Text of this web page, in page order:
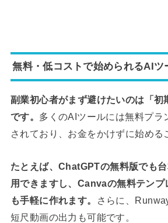
無料・低コストで始められるAIツ
副業初心者がまず避けたいのは「初
です。 多くのAIツールには無料プラ
されており、お金をかけずに始める
たとえば、ChatGPTの無料版でも
用できますし、Canvaの無料テン
も手軽に作れます。
さらに、
短尺動画の出力も可能です。